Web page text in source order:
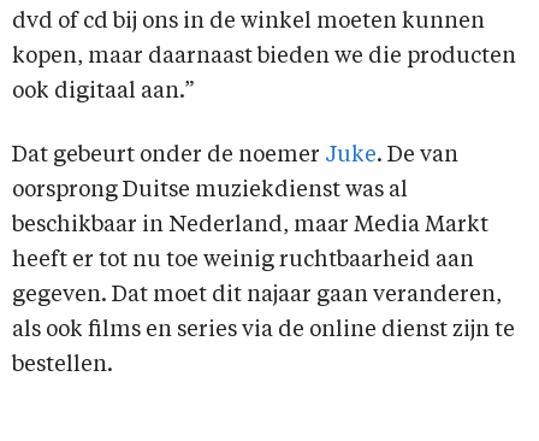
dvd of cd bij ons in de winkel moeten kunnen
kopen, maar daarnaast bieden we die producten
ook digitaal aan.”
Dat gebeurt onder de noemer Juke. De van
oorsprong Duitse muziekdienst was al
beschikbaar in Nederland, maar Media Markt
heeft er tot nu toe weinig ruchtbaarheid aan
gegeven. Dat moet dit najaar gaan veranderen,
als ook films en series via de online dienst zijn te
bestellen.